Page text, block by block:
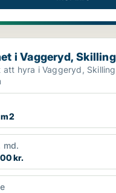
Skillingaryd
i Vaggeryd,
hyra i Vaggeryd, Skillingaryd
md.
kr.